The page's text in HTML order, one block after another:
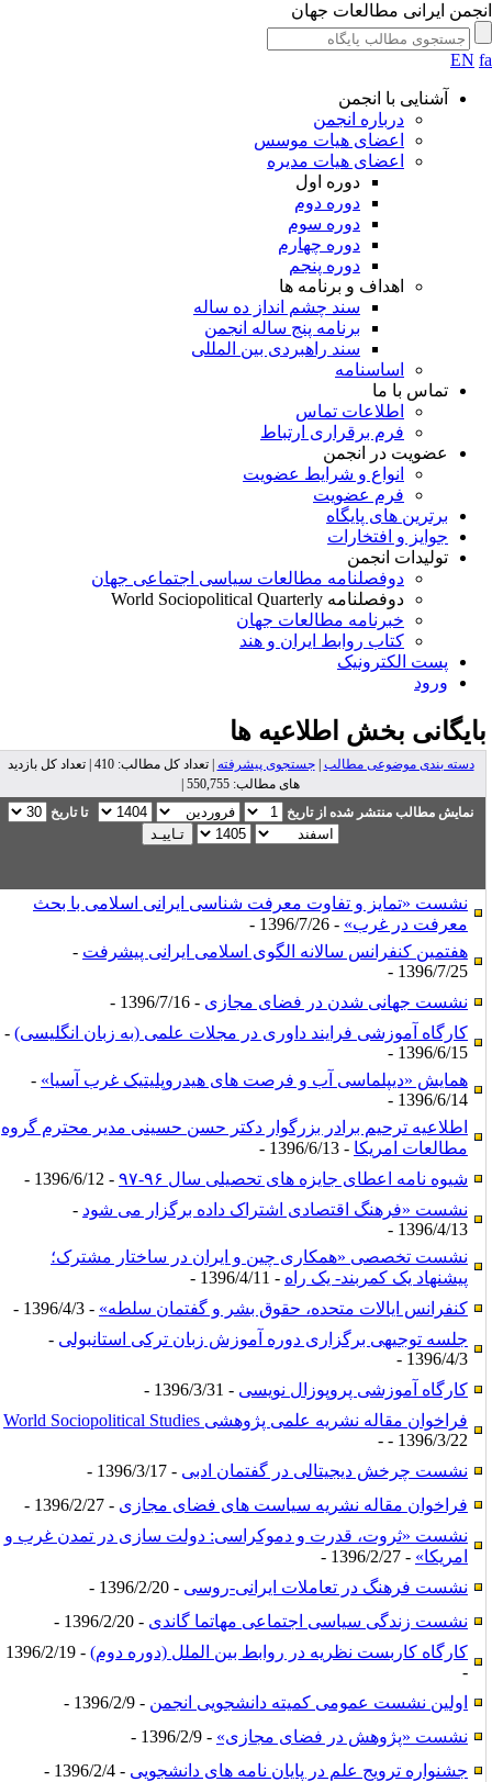
ایرانی مطالعات جهان
EN
آشنایی با انجمن
درباره انجمن
اعضای هیات موسس
اعضای هیات مدیره
دوره اول
دوره دوم
دوره سوم
دوره چهارم
دوره پنجم
اهداف و برنامه ها
سند چشم انداز ده ساله
برنامه پنج ساله انجمن
سند راهبردی بین المللی
اساسنامه
تماس با ما
اطلاعات تماس
فرم برقراری ارتباط
عضویت در انجمن
انواع و شرایط عضویت
فرم عضویت
برترین های پایگاه
جوایز و افتخارات
تولیدات انجمن
دوفصلنامه مطالعات سیاسی اجتماعی جهان
دوفصلنامه World Sociopolitical Quarterly
خبرنامه مطالعات جهان
کتاب روابط ایران و هند
پست الکترونیک
ورود
بخشاطلاعیه ها
دسته بندی موضوعی مطالب|جستجوی پیشرفته
| تعداد کل مطالب: 410 | تعداد کل بازدید
های مطالب: 550,755 |
نمایش مطالب منتشر شده از تاریخ
تا تاریخ
نشست «تمایز و تفاوت معرفت شناسی ایرانی اسلامی با بحث
معرفت در غرب»- 1396/7/26 -
هفتمین کنفرانس سالانه الگوی اسلامی ایرانی پیشرفت-
1396/7/25 -
نشست جهانی شدن در فضای مجازی- 1396/7/16 -
کارگاه آموزشی فرایند داوری در مجلات علمی (به زبان انگلیسی) -
1396/6/15 -
همایش «دیپلماسی آب و فرصت های هیدروپلیتیک غرب آسیا»-
1396/6/14 -
اطلاعیه ترحیم برادر بزرگوار دکتر حسن حسینی مدیر محترم گروه
مطالعات امریکا- 1396/6/13 -
شیوه نامه اعطای جایزه های تحصیلی سال ۹۶-۹۷
- 1396/6/12 -
نشست «فرهنگ اقتصادی اشتراک داده برگزار می شود-
1396/4/13 -
نشست تخصصی «همکاری چین و ایران در ساختار مشترک؛
پیشنهاد یک کمربند- یک راه - 1396/4/11 -
کنفرانس ایالات متحده، حقوق بشر و گفتمان سلطه»- 1396/4/3 -
جلسه توجیهی برگزاری دوره آموزش زبان ترکی استانبولی-
1396/4/3 -
کارگاه آموزشی پروپوزال نویسی- 1396/3/31 -
فراخوان مقاله نشریه علمی پژوهشی World Sociopolitical Studies
- 1396/3/22 -
نشست چرخش دیجیتالی در گفتمان ادبی- 1396/3/17 -
فراخوان مقاله نشریه سیاست های فضای مجازی- 1396/2/27 -
نشست «ثروت، قدرت و دموکراسی: دولت سازی در تمدن غرب و
امریکا»- 1396/2/27 -
نشست فرهنگ در تعاملات ایرانی-روسی- 1396/2/20 -
نشست زندگی سیاسی اجتماعی مهاتما گاندی- 1396/2/20 -
کارگاه کاربست نظریه در روابط بین الملل (دوره دوم)
- 1396/2/19
-
اولین نشست عمومی کمیته دانشجویی انجمن- 1396/2/9 -
نشست «پژوهش در فضای مجازی»- 1396/2/9 -
جشنواره ترویج علم در پایان نامه های دانشجویی- 1396/2/4 -